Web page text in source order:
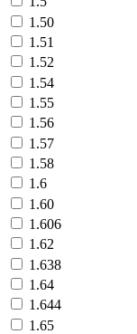
1.50
1.51
1.52
1.54
1.55
1.56
1.57
1.58
1.6
1.60
1.606
1.62
1.638
1.64
1.644
1.65